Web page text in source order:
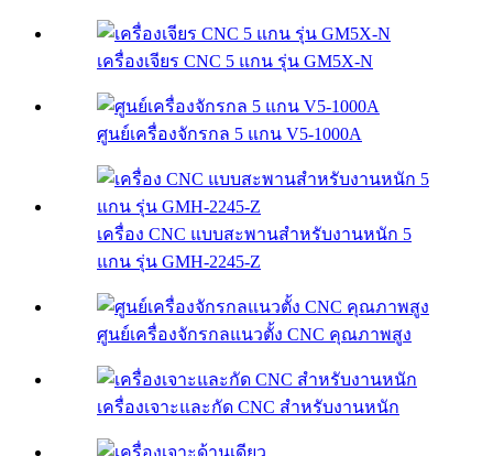
เครื่องเจียร CNC 5 แกน รุ่น GM5X-N
ศูนย์เครื่องจักรกล 5 แกน V5-1000A
เครื่อง CNC แบบสะพานสำหรับงานหนัก 5
แกน รุ่น GMH-2245-Z
ศูนย์เครื่องจักรกลแนวตั้ง CNC คุณภาพสูง
เครื่องเจาะและกัด CNC สำหรับงานหนัก